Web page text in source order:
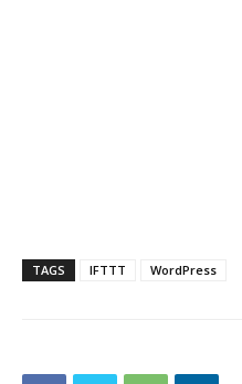
TAGS IFTTT WordPress